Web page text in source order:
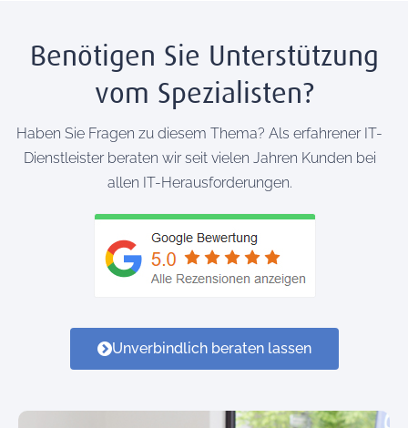
Benötigen Sie Unterstützung
vom Spezialisten?
Haben Sie Fragen zu diesem Thema? Als erfahrener IT-
Dienstleister beraten wir seit vielen Jahren Kunden bei
allen IT-Herausforderungen.
Unverbindlich beraten lassen